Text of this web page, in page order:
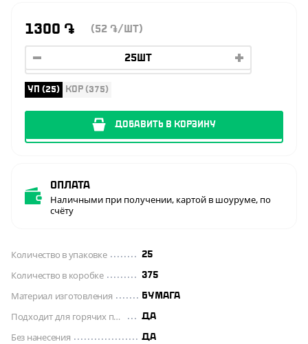
1300 ֏ (52 ֏/ШТ)
УП (25) КОР (375)
ДОБАВИТЬ В КОРЗИНУ
Оплата
Наличными при получении, картой в шоуруме, по
счёту
Количество в упаковке 25
Количество в коробке 375
Материал изготовления БУМАГА
Подходит для горячих продуктов ДА
Без нанесения ДА